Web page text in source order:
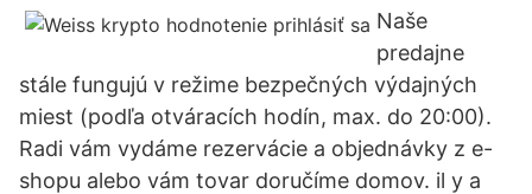
Naše
predajne
stále fungujú v režime bezpečných výdajných
miest (podľa otváracích hodín, max. do 20:00).
Radi vám vydáme rezervácie a objednávky z e-
shopu alebo vám tovar doručíme domov. il y a